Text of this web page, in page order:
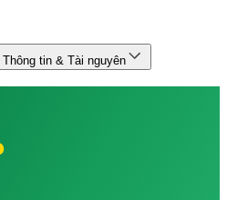
Thông tin & Tài nguyên